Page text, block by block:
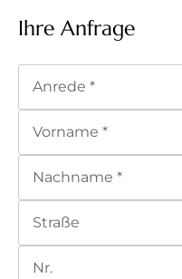
Ihre Anfrage